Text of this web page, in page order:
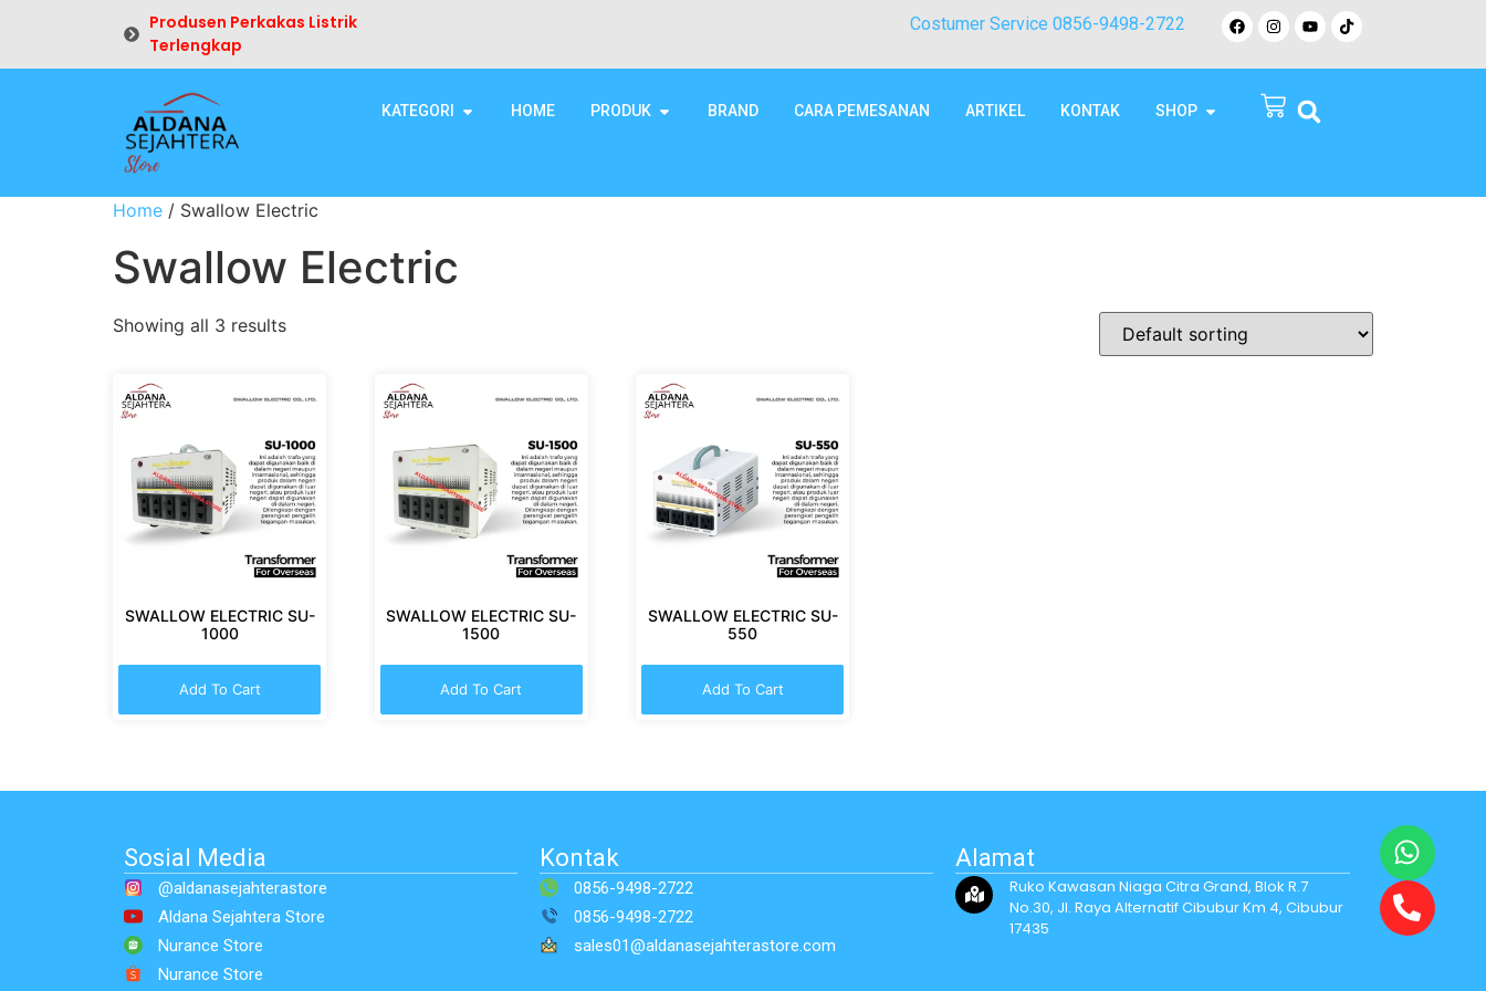
Produsen Perkakas Listrik
Terlengkap
Costumer Service 0856-9498-2722
KATEGORI HOME PRODUK BRAND CARA PEMESANAN ARTIKEL KONTAK SHOP
Home / Swallow Electric
Swallow Electric
Showing all 3 results
SWALLOW ELECTRIC SU-
1000
Add To Cart
SWALLOW ELECTRIC SU-
1500
Add To Cart
SWALLOW ELECTRIC SU-
550
Add To Cart
Sosial Media
@aldanasejahterastore
Aldana Sejahtera Store
Nurance Store
Nurance Store
Kontak
0856-9498-2722
0856-9498-2722
sales01@aldanasejahterastore.com
Alamat
Ruko Kawasan Niaga Citra Grand, Blok R.7
No.30, Jl. Raya Alternatif Cibubur Km 4, Cibubur
17435